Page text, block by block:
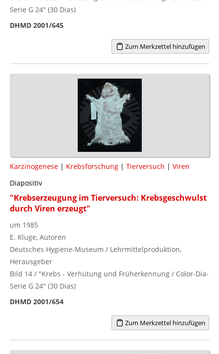
Serie G 24" (30 Dias)
DHMD 2001/645
Zum Merkzettel hinzufügen
Karzinogenese | Krebsforschung | Tierversuch | Viren
Diapositiv
"Krebserzeugung im Tierversuch: Krebsgeschwulst
durch Viren erzeugt"
um 1985
E. Kluge, Autoren
Deutsches Hygiene-Museum / Lehrmittelproduktion,
Herausgeber
Bild 14 / "Krebs - Verhütung und Früherkennung / Color-Dia-
Serie G 24" (30 Dias)
DHMD 2001/654
Zum Merkzettel hinzufügen